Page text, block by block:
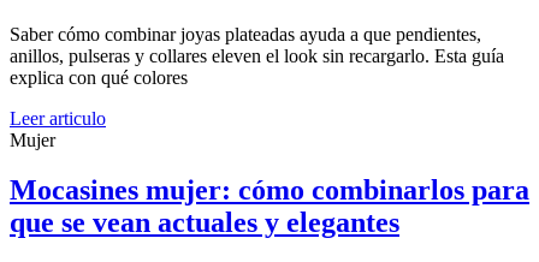
Saber cómo combinar joyas plateadas ayuda a que pendientes,
anillos, pulseras y collares eleven el look sin recargarlo. Esta guía
explica con qué colores
Leer articulo
Mujer
Mocasines mujer: cómo combinarlos para
que se vean actuales y elegantes